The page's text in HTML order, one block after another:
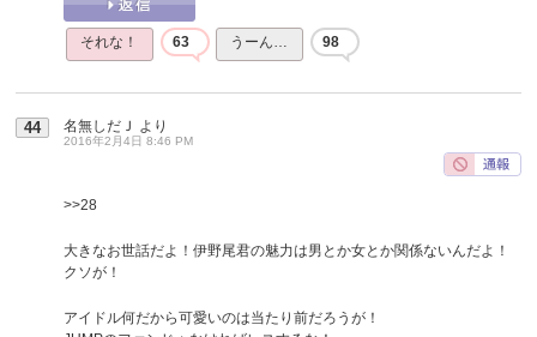
それな！ 63 うーん… 98
44 名無しだＪ より
2016年2月4日 8:46 PM
>>28
大きなお世話だよ！伊野尾君の魅力は男とか女とか関係ないんだよ！
クソが！
アイドル何だから可愛いのは当たり前だろうが！